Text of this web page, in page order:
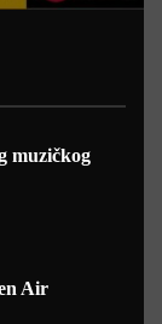
muzičkog
Air